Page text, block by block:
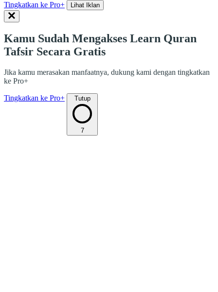
Tingkatkan ke Pro+ Lihat Iklan
Kamu Sudah Mengakses Learn Quran
Tafsir Secara Gratis
Jika kamu merasakan manfaatnya, dukung kami dengan tingkatkan
ke Pro+
Tingkatkan ke Pro+ Tutup
7